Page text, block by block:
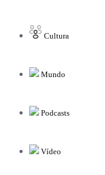
Cultura
Mundo
Podcasts
Vídeo